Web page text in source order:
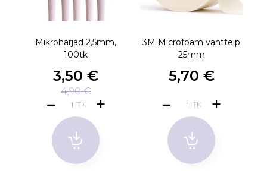
Mikroharjad 2,5mm,
100tk
3,50 €
4,90 €
TK
3M Microfoam vahtteip
25mm
5,70 €
TK